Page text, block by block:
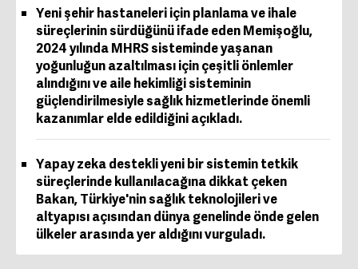
Yeni şehir hastaneleri için planlama ve ihale
süreçlerinin sürdüğünü ifade eden Memişoğlu,
2024 yılında MHRS sisteminde yaşanan
yoğunluğun azaltılması için çeşitli önlemler
alındığını ve aile hekimliği sisteminin
güçlendirilmesiyle sağlık hizmetlerinde önemli
kazanımlar elde edildiğini açıkladı.
Yapay zeka destekli yeni bir sistemin tetkik
süreçlerinde kullanılacağına dikkat çeken
Bakan, Türkiye'nin sağlık teknolojileri ve
altyapısı açısından dünya genelinde önde gelen
ülkeler arasında yer aldığını vurguladı.